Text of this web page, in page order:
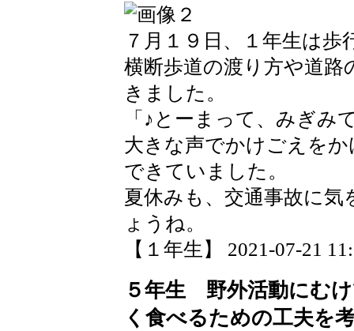
７月１９日、１年生は
横断歩道の渡り方や道
きました。
「♪とーまって、みぎみ
大きな声でかけごえを
できていました。
夏休みも、交通事故に
ょうね。
【１年生】 2021-07-21
５年生 野外活動にむ
く食べるための工夫を